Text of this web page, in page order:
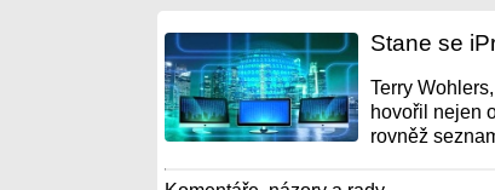
Stane se
Terry
hovořil nejen
rovněž